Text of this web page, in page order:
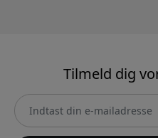
Tilmeld dig